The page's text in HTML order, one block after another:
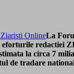
La
la circa 7
de tradare